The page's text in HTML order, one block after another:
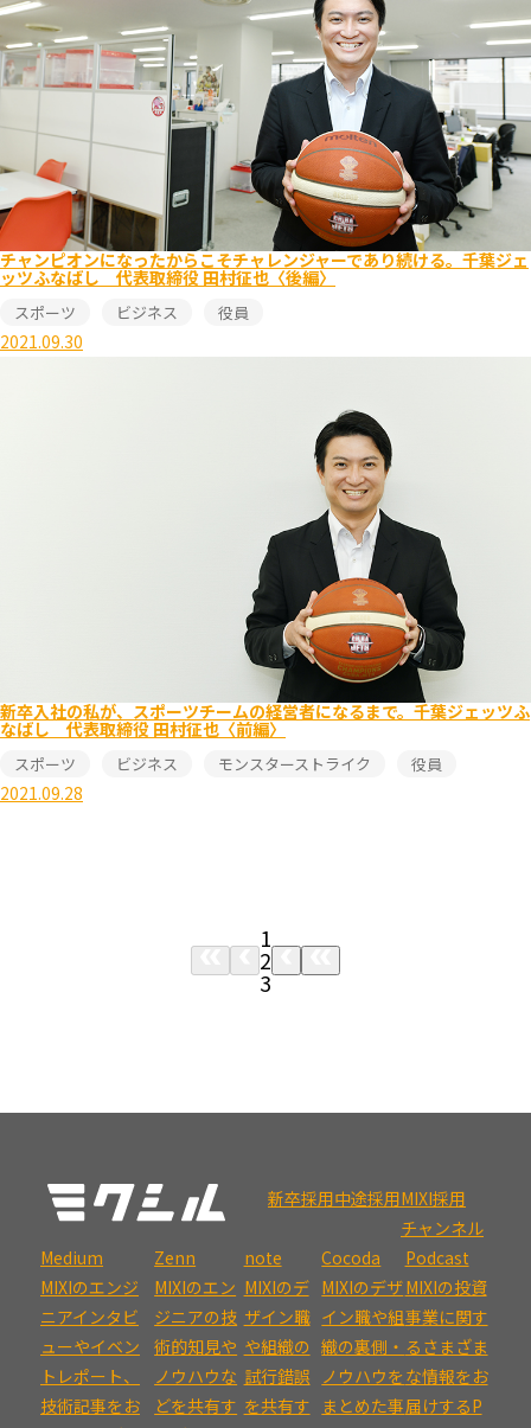
チャンピオンになったからこそチャレンジャーであり続ける。千葉ジェ
ッツふなばし 代表取締役 田村征也〈後編〉
スポーツ ビジネス 役員
2021.09.30
新卒入社の私が、スポーツチームの経営者になるまで。千葉ジェッツふ
なばし 代表取締役 田村征也〈前編〉
スポーツ ビジネス モンスターストライク 役員
2021.09.28
1
2
3
新卒採用中途採用MIXI採用
チャンネル
Medium
MIXIのエンジ
ニアインタビ
ューやイベン
トレポート、
技術記事をお
Zenn
MIXIのエン
ジニアの技
術的知見や
ノウハウな
どを共有す
note
MIXIのデ
ザイン職
や組織の
試行錯誤
を共有す
Cocoda
MIXIのデザ
イン職や組
織の裏側・
ノウハウを
まとめた事
Podcast
MIXIの投資
事業に関す
るさまざま
な情報をお
届けするP